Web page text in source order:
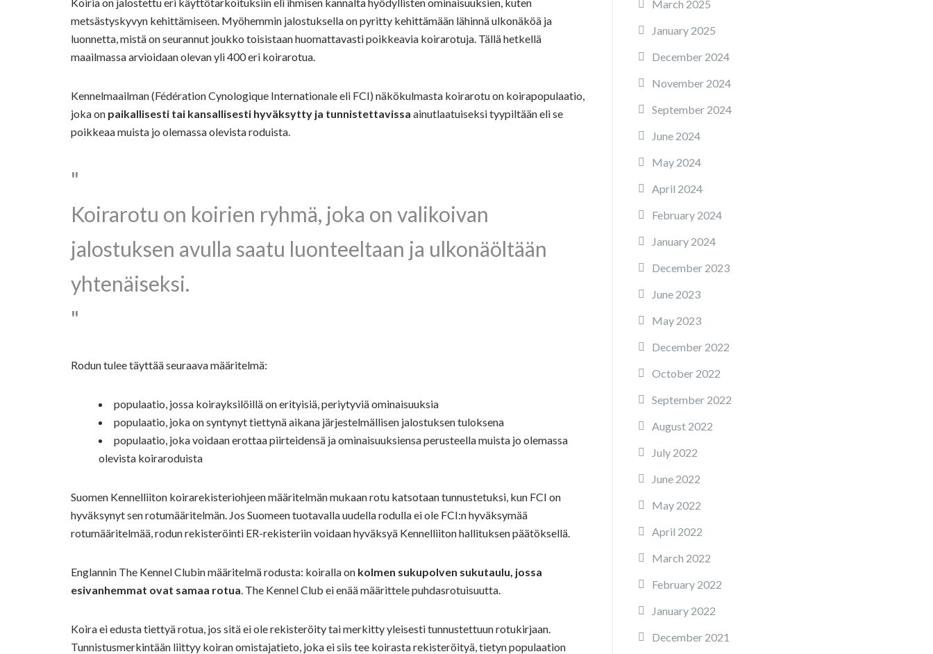
metsästyskyvyn kehittämiseen. Myöhemmin jalostuksella on pyritty kehittämään lähinnä ulkonäköä ja
luonnetta, mistä on seurannut joukko toisistaan huomattavasti poikkeavia koirarotuja. Tällä hetkellä
maailmassa arvioidaan olevan yli 400 eri koirarotua.
Kennelmaailman (Fédération Cynologique Internationale eli FCI) näkökulmasta koirarotu on koirapopulaatio,
joka on paikallisesti tai kansallisesti hyväksytty ja tunnistettavissa ainutlaatuiseksi tyypiltään eli se
poikkeaa muista jo olemassa olevista roduista.
Koirarotu on koirien ryhmä, joka on valikoivan
jalostuksen avulla saatu luonteeltaan ja ulkonäöltään
yhtenäiseksi.
Rodun tulee täyttää seuraava määritelmä:
populaatio, jossa koirayksilöillä on erityisiä, periytyviä ominaisuuksia
populaatio, joka on syntynyt tiettynä aikana järjestelmällisen jalostuksen tuloksena
populaatio, joka voidaan erottaa piirteidensä ja ominaisuuksiensa perusteella muista jo olemassa
olevista koiraroduista
Suomen Kennelliiton koirarekisteriohjeen määritelmän mukaan rotu katsotaan tunnustetuksi, kun FCI on
hyväksynyt sen rotumääritelmän. Jos Suomeen tuotavalla uudella rodulla ei ole FCI:n hyväksymää
rotumääritelmää, rodun rekisteröinti ER-rekisteriin voidaan hyväksyä Kennelliiton hallituksen päätöksellä.
Englannin The Kennel Clubin määritelmä rodusta: koiralla on kolmen sukupolven sukutaulu, jossa
esivanhemmat ovat samaa rotua. The Kennel Club ei enää määrittele puhdasrotuisuutta.
Koira ei edusta tiettyä rotua, jos sitä ei ole rekisteröity tai merkitty yleisesti tunnustettuun rotukirjaan.
Tunnistusmerkintään liittyy koiran omistajatieto, joka ei siis tee koirasta rekisteröityä, tietyn populaation
March 2025
January 2025
December 2024
November 2024
September 2024
June 2024
May 2024
April 2024
February 2024
January 2024
December 2023
June 2023
May 2023
December 2022
October 2022
September 2022
August 2022
July 2022
June 2022
May 2022
April 2022
March 2022
February 2022
January 2022
December 2021